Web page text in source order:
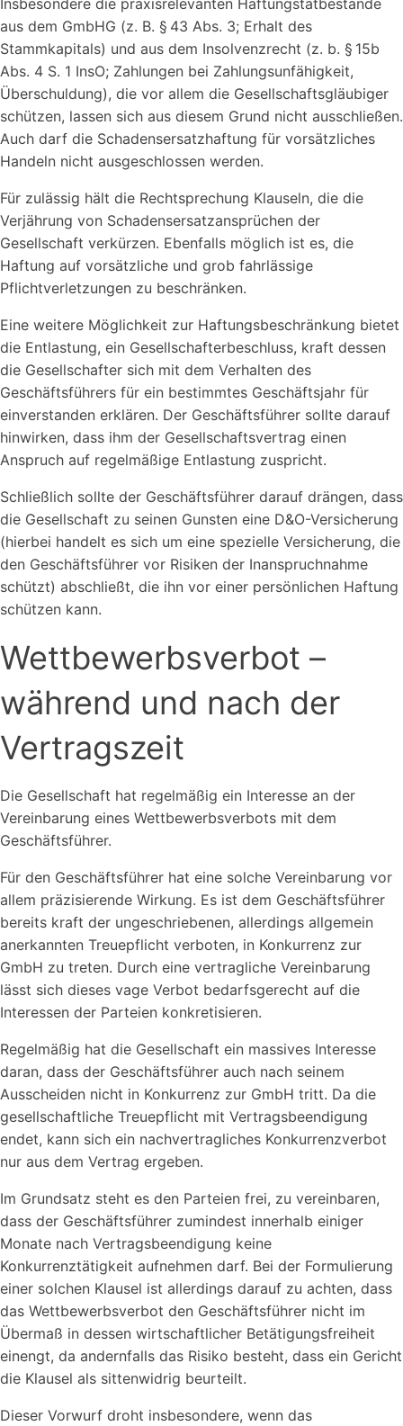
Insbesondere die praxisrelevanten Haftungstatbestände
aus dem GmbHG (z. B. § 43 Abs. 3; Erhalt des
Stammkapitals) und aus dem Insolvenzrecht (z. b. § 15b
Abs. 4 S. 1 InsO; Zahlungen bei Zahlungsunfähigkeit,
Überschuldung), die vor allem die Gesellschaftsgläubiger
schützen, lassen sich aus diesem Grund nicht ausschließen.
Auch darf die Schadensersatzhaftung für vorsätzliches
Handeln nicht ausgeschlossen werden.
Für zulässig hält die Rechtsprechung Klauseln, die die
Verjährung von Schadensersatzansprüchen der
Gesellschaft verkürzen. Ebenfalls möglich ist es, die
Haftung auf vorsätzliche und grob fahrlässige
Pflichtverletzungen zu beschränken.
Eine weitere Möglichkeit zur Haftungsbeschränkung bietet
die Entlastung, ein Gesellschafterbeschluss, kraft dessen
die Gesellschafter sich mit dem Verhalten des
Geschäftsführers für ein bestimmtes Geschäftsjahr für
einverstanden erklären. Der Geschäftsführer sollte darauf
hinwirken, dass ihm der Gesellschaftsvertrag einen
Anspruch auf regelmäßige Entlastung zuspricht.
Schließlich sollte der Geschäftsführer darauf drängen, dass
die Gesellschaft zu seinen Gunsten eine D&O-Versicherung
(hierbei handelt es sich um eine spezielle Versicherung, die
den Geschäftsführer vor Risiken der Inanspruchnahme
schützt) abschließt, die ihn vor einer persönlichen Haftung
schützen kann.
Wettbewerbsverbot –
während und nach der
Vertragszeit
Die Gesellschaft hat regelmäßig ein Interesse an der
Vereinbarung eines Wettbewerbsverbots mit dem
Geschäftsführer.
Für den Geschäftsführer hat eine solche Vereinbarung vor
allem präzisierende Wirkung. Es ist dem Geschäftsführer
bereits kraft der ungeschriebenen, allerdings allgemein
anerkannten Treuepflicht verboten, in Konkurrenz zur
GmbH zu treten. Durch eine vertragliche Vereinbarung
lässt sich dieses vage Verbot bedarfsgerecht auf die
Interessen der Parteien konkretisieren.
Regelmäßig hat die Gesellschaft ein massives Interesse
daran, dass der Geschäftsführer auch nach seinem
Ausscheiden nicht in Konkurrenz zur GmbH tritt. Da die
gesellschaftliche Treuepflicht mit Vertragsbeendigung
endet, kann sich ein nachvertragliches Konkurrenzverbot
nur aus dem Vertrag ergeben.
Im Grundsatz steht es den Parteien frei, zu vereinbaren,
dass der Geschäftsführer zumindest innerhalb einiger
Monate nach Vertragsbeendigung keine
Konkurrenztätigkeit aufnehmen darf. Bei der Formulierung
einer solchen Klausel ist allerdings darauf zu achten, dass
das Wettbewerbsverbot den Geschäftsführer nicht im
Übermaß in dessen wirtschaftlicher Betätigungsfreiheit
einengt, da andernfalls das Risiko besteht, dass ein Gericht
die Klausel als sittenwidrig beurteilt.
Dieser Vorwurf droht insbesondere, wenn das